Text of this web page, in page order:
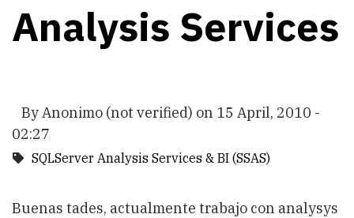
Analysis Services
ByAnonimo (not verified) on 15 April, 2010 -
02:27
SQLServer Analysis Services & BI (SSAS)
Buenas tades, actualmente trabajo con analysys